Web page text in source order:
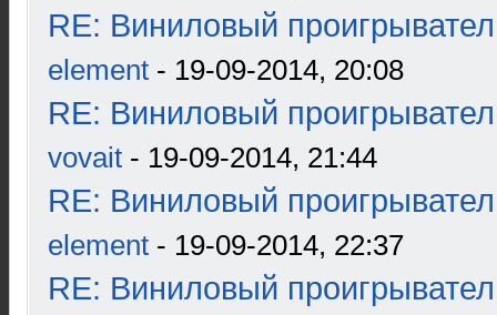
RE: Виниловый
element - 19-09-2014, 20:08
RE: Виниловый
vovait - 19-09-2014, 21:44
RE: Виниловый
element - 19-09-2014, 22:37
RE: Виниловый